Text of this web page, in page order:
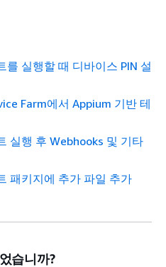
를 실행할 때 디바이스 PIN 설
Farm에서 Appium 기반 테
실행 후 Webhooks 및 기타
패키지에 추가 파일 추가
습니까?